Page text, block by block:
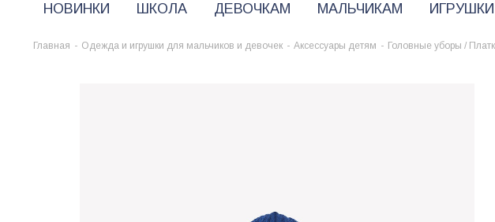
НОВИНКИ ШКОЛА ДЕВОЧКАМ МАЛЬЧИКАМ ИГРУШКИ
Главная - Одежда и игрушки для мальчиков и девочек - Аксессуары детям - Головные уборы /